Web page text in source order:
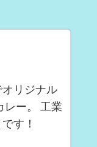
リジナル
レー。 工業
す！